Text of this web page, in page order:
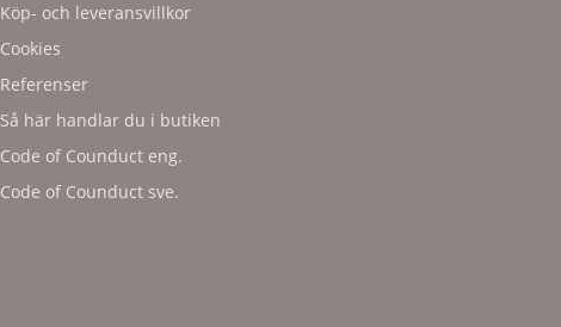
Köp- och leveransvillkor
Cookies
Referenser
Så här handlar du i butiken
Code of Counduct eng.
Code of Counduct sve.